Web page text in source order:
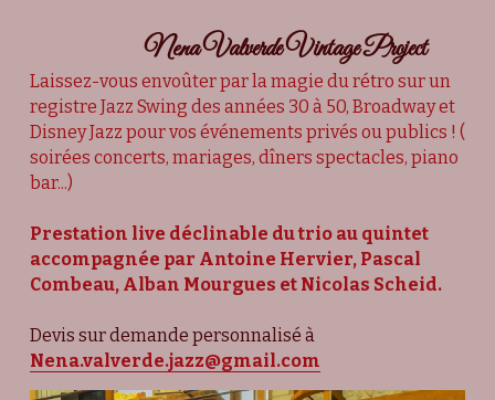
                          Nena Valverde Vintage Project
Laissez-vous envoûter par la magie du rétro sur un
registre Jazz Swing des années 30 à 50, Broadway et
Disney Jazz pour vos événements privés ou publics ! (
soirées concerts, mariages, dîners spectacles, piano
bar...)
Prestation live déclinable du trio au quintet
accompagnée par Antoine Hervier, Pascal
Combeau, Alban Mourgues et Nicolas Scheid.
Devis sur demande personnalisé à
Nena.valverde.jazz@gmail.com